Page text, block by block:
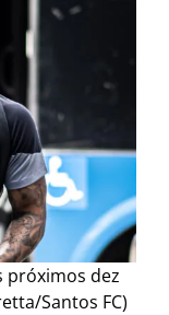
próximos dez
Santos FC)